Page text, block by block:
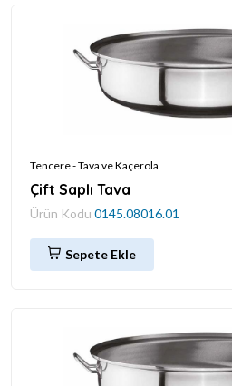
Tencere - Tava ve Kaçerola
Çift Saplı Tava
Ürün Kodu 0145.08016.01
Sepete Ekle